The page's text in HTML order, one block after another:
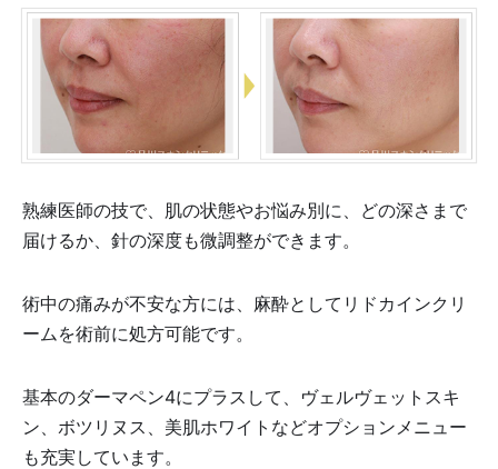
熟練医師の技で、肌の状態やお悩み別に、どの深さまで
届けるか、針の深度も微調整ができます。
術中の痛みが不安な方には、麻酔としてリドカインクリ
ームを術前に処方可能です。
基本のダーマペン4にプラスして、ヴェルヴェットスキ
ン、ボツリヌス、美肌ホワイトなどオプションメニュー
も充実しています。